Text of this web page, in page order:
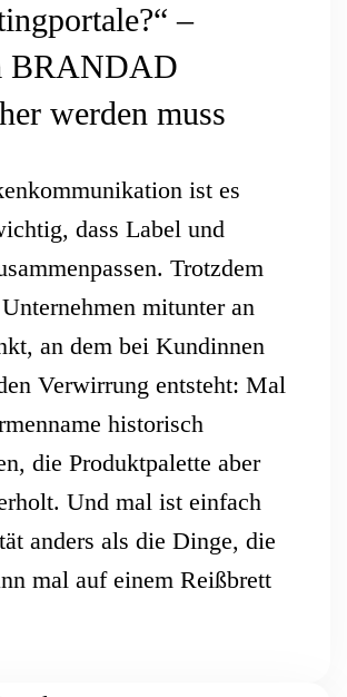
–
BRANDAD
werden muss
ist es
dass Label und
Trotzdem
mitunter an
an dem bei Kundinnen
Verwirrung entsteht: Mal
historisch
die Produktpalette aber
Und mal ist einfach
anders als die Dinge, die
mal auf einem Reißbrett